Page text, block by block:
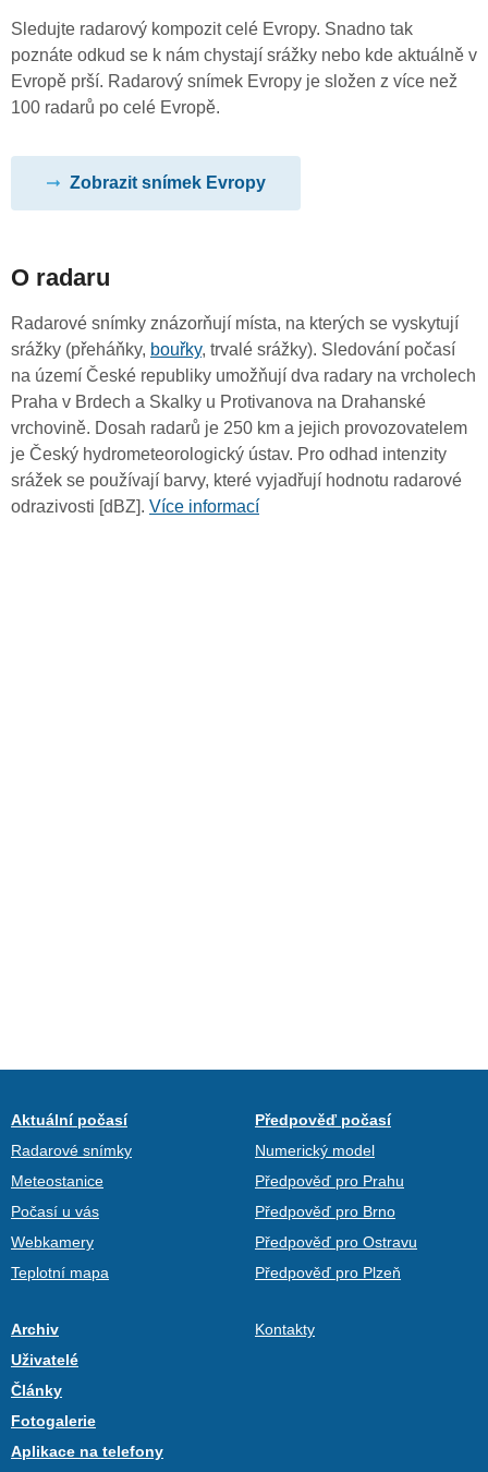
Sledujte radarový kompozit celé Evropy. Snadno tak
poznáte odkud se k nám chystají srážky nebo kde aktuálně v
Evropě prší. Radarový snímek Evropy je složen z více než
100 radarů po celé Evropě.
Zobrazit snímek Evropy
O radaru
Radarové snímky znázorňují místa, na kterých se vyskytují
srážky (přeháňky, bouřky, trvalé srážky). Sledování počasí
na území České republiky umožňují dva radary na vrcholech
Praha v Brdech a Skalky u Protivanova na Drahanské
vrchovině. Dosah radarů je 250 km a jejich provozovatelem
je Český hydrometeorologický ústav. Pro odhad intenzity
srážek se používají barvy, které vyjadřují hodnotu radarové
odrazivosti [dBZ]. Více informací
Aktuální počasí
Radarové snímky
Meteostanice
Počasí u vás
Webkamery
Teplotní mapa
Předpověď počasí
Numerický model
Předpověď pro Prahu
Předpověď pro Brno
Předpověď pro Ostravu
Předpověď pro Plzeň
Archiv
Uživatelé
Články
Fotogalerie
Aplikace na telefony
Kontakty